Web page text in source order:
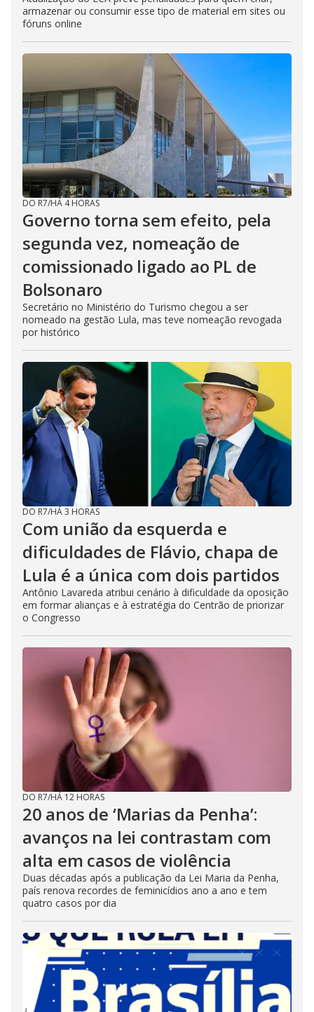
armazenar ou consumir esse tipo de material em sites ou
fóruns online
DO R7/HÁ 4 HORAS
Governo torna sem efeito, pela
segunda vez, nomeação de
comissionado ligado ao PL de
Bolsonaro
Secretário no Ministério do Turismo chegou a ser
nomeado na gestão Lula, mas teve nomeação revogada
por histórico
DO R7/HÁ 3 HORAS
Com união da esquerda e
dificuldades de Flávio, chapa de
Lula é a única com dois partidos
Antônio Lavareda atribui cenário à dificuldade da oposição
em formar alianças e à estratégia do Centrão de priorizar
o Congresso
DO R7/HÁ 12 HORAS
20 anos de ‘Marias da Penha’:
avanços na lei contrastam com
alta em casos de violência
Duas décadas após a publicação da Lei Maria da Penha,
país renova recordes de feminicídios ano a ano e tem
quatro casos por dia